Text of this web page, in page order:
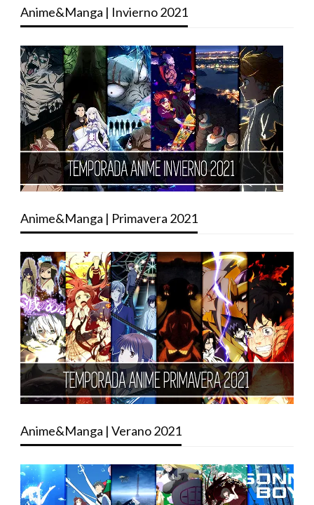
Anime&Manga | Invierno 2021
Anime&Manga | Primavera 2021
Anime&Manga | Verano 2021